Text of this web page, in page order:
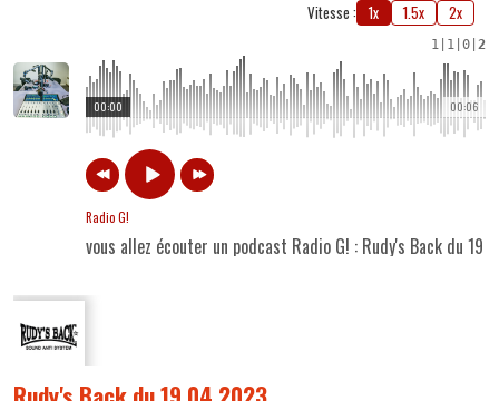
Vitesse : 1x 1.5x 2x
1 1 0 2
00:06
00:00
Radio G!
vous allez écouter un podcast Radio G! : Rudy's Back du 19